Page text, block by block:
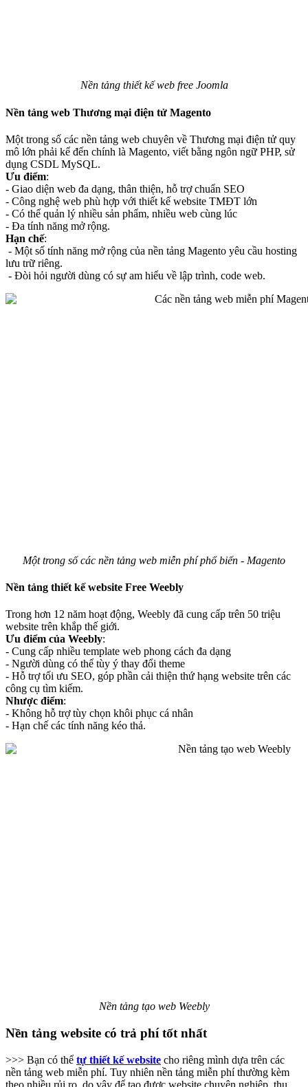
Nền tảng thiết kế web free Joomla
Nền tảng web Thương mại điện tử Magento
Một trong số các nền tảng web chuyên về Thương mại điện tử quy
mô lớn phải kể đến chính là Magento, viết bằng ngôn ngữ PHP, sử
dụng CSDL MySQL.
Ưu điểm:
- Giao diện web đa dạng, thân thiện, hỗ trợ chuẩn SEO
- Công nghệ web phù hợp với thiết kế website TMĐT lớn
- Có thể quản lý nhiều sản phẩm, nhiều web cùng lúc
- Đa tính năng mở rộng.
Hạn chế:
- Một số tính năng mở rộng của nền tảng Magento yêu cầu hosting
lưu trữ riêng.
- Đòi hỏi người dùng có sự am hiểu về lập trình, code web.
Một trong số các nền tảng web miễn phí phổ biến - Magento
Nền tảng thiết kế website Free Weebly
Trong hơn 12 năm hoạt động, Weebly đã cung cấp trên 50 triệu
website trên khắp thế giới.
Ưu điểm của Weebly:
- Cung cấp nhiều template web phong cách đa dạng
- Người dùng có thể tùy ý thay đổi theme
- Hỗ trợ tối ưu SEO, góp phần cải thiện thứ hạng website trên các
công cụ tìm kiếm.
Nhược điểm:
- Không hỗ trợ tùy chọn khôi phục cá nhân
- Hạn chế các tính năng kéo thả.
Nền tảng tạo web Weebly
Nền tảng website có trả phí tốt nhất
>>> Bạn có thể tự thiết kế website cho riêng mình dựa trên các
nền tảng web miễn phí. Tuy nhiên nền tảng miễn phí thường kèm
theo nhiều rủi ro, do vậy để tạo được website chuyên nghiệp, thu